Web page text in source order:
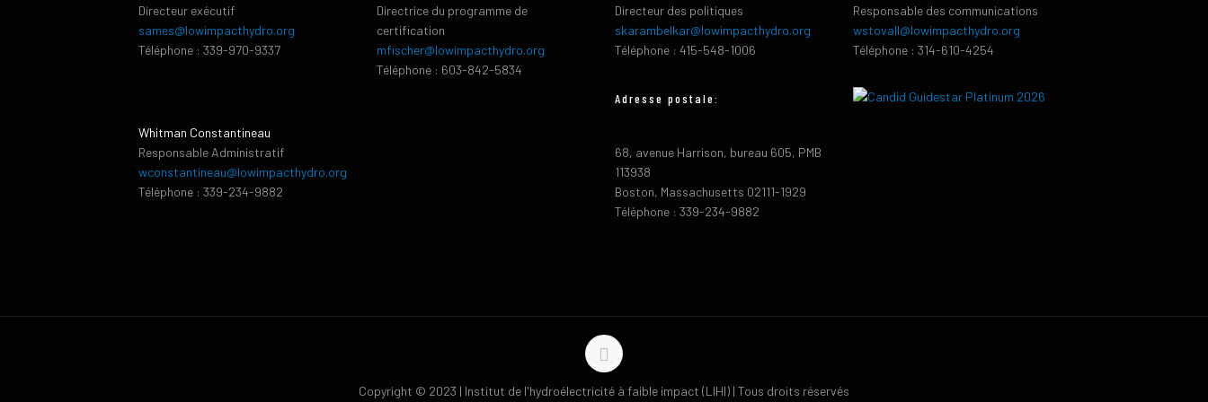
Directeur exécutif
sames@lowimpacthydro.org
Téléphone : 339-970-9337
Whitman Constantineau
Responsable Administratif
wconstantineau@lowimpacthydro.org
Téléphone : 339-234-9882
Directrice du programme de
certification
mfischer@lowimpacthydro.org
Téléphone : 603-842-5834
Directeur des politiques
skarambelkar@lowimpacthydro.org
Téléphone : 415-548-1006
Adresse postale:
68, avenue Harrison, bureau 605, PMB
113938
Boston, Massachusetts 02111-1929
Téléphone : 339-234-9882
Responsable des communications
wstovall@lowimpacthydro.org
Téléphone : 314-610-4254
Copyright © 2023 | Institut de l'hydroélectricité à faible impact (LIHI) | Tous droits réservés